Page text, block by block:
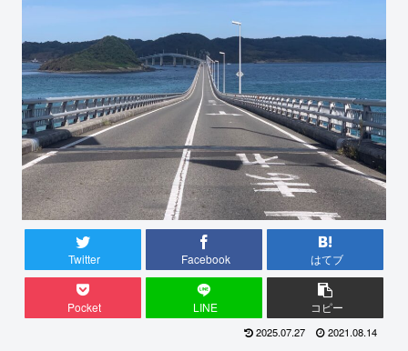
Twitter Facebook はてブ
Pocket LINE コピー
2025.07.27 2021.08.14